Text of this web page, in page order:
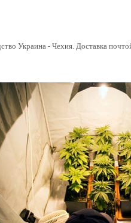
Украина - Чехия. Доставка